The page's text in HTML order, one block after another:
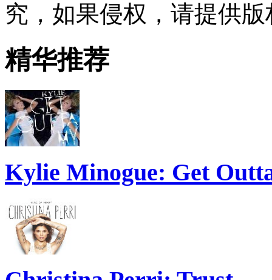
究，如果侵权，请提供
精华推荐
Kylie Minogue: Get